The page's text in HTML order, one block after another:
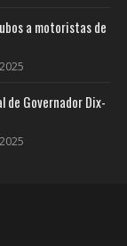
a motoristas de
de Governador Dix-